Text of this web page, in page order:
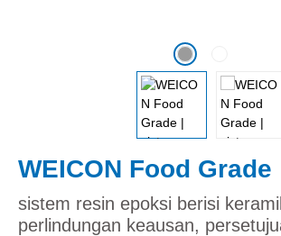
WEICON Food Grade
sistem resin epoksi berisi
perlindungan keausan,